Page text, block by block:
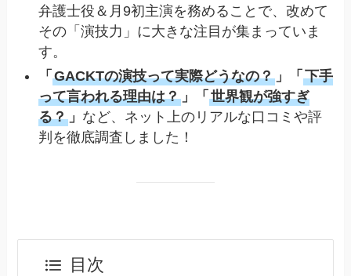
弁護士役＆月9初主演を務めることで、改めて
その「演技力」に大きな注目が集まっていま
す。
「GACKTの演技って実際どうなの？ 」「下手
って言われる理由は？ 」「世界観が強すぎ
る？ 」 など、ネット上のリアルな口コミや評
判を徹底調査しました！
目次